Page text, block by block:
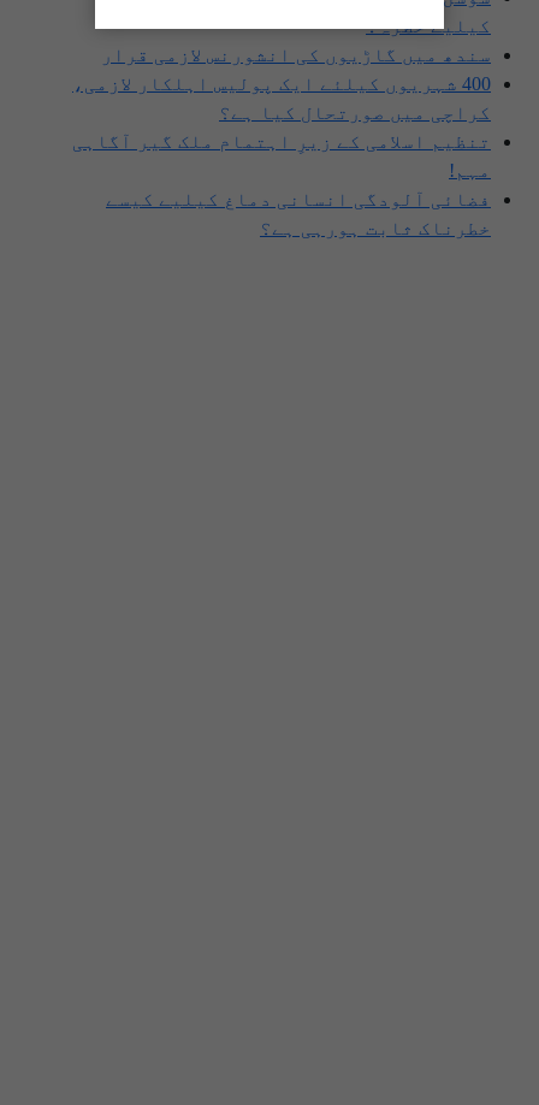
کیلیے خطرہ؟
سندھ میں گاڑیوں کی انشورنس لازمی قرار
400 شہریوں کیلئے ایک پولیس اہلکار لازمی،
کراچی میں صورتحال کیا ہے؟
تنظیم اسلامی کے زیرِ اہتمام ملک گیر آگاہی
مہم!
فضائی آلودگی انسانی دماغ کیلیے کیسے
خطرناک ثابت ہورہی ہے؟